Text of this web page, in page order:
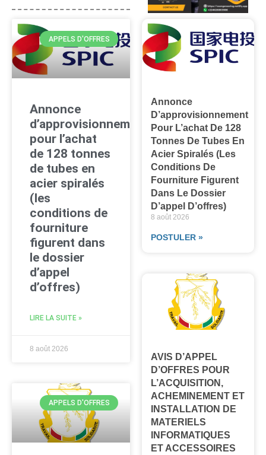
APPELS D'OFFRES
Annonce
d’approvisionnement
pour l’achat
de 128 tonnes
de tubes en
acier spiralés
(les
conditions de
fourniture
figurent dans
le dossier
d’appel
d’offres)
LIRE LA SUITE »
8 août 2026
APPELS D'OFFRES
Annonce
D’approvisionnement
Pour L’achat De 128
Tonnes De Tubes En
Acier Spiralés (les
Conditions De
Fourniture Figurent
Dans Le Dossier
D’appel D’offres)
8 août 2026
POSTULER »
AVIS D’APPEL
D’OFFRES POUR
L’ACQUISITION,
ACHEMINEMENT ET
INSTALLATION DE
MATERIELS
INFORMATIQUES
ET ACCESSOIRES